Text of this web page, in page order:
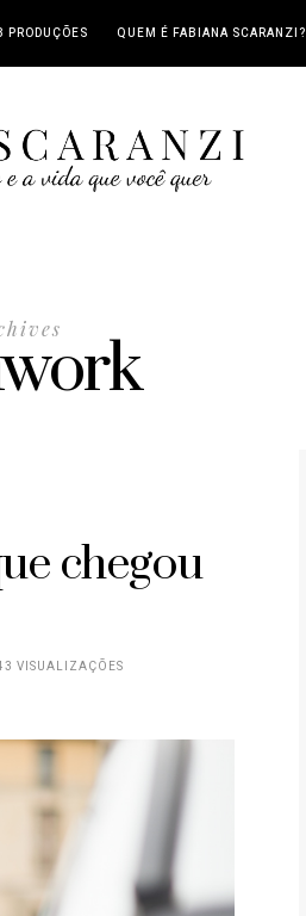
PRODUÇÕES QUEM É FABIANA SCARANZI?
chegou
VISUALIZAÇÕES